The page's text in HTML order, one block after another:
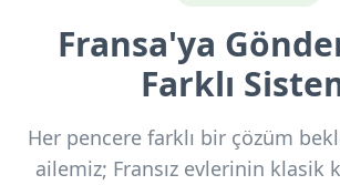
Fransa'ya
Farklı
Her pencere farklı bir çözüm
ailemiz; Fransız evlerinin klasik